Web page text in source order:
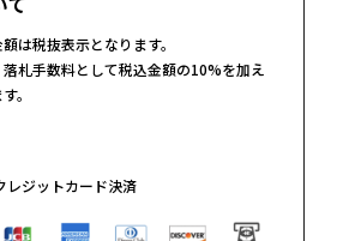
は税抜表示となります。
札手数料として税込金額の10%を加え
。
レジットカード決済